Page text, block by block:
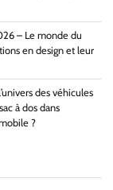
– Le monde du
en design et leur
des véhicules
à dos dans
?